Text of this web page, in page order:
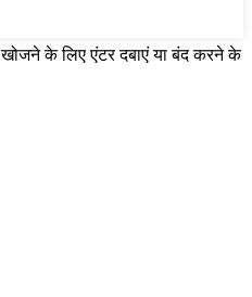
खोजने के लिए एंटर दबाएं या बंद करने के